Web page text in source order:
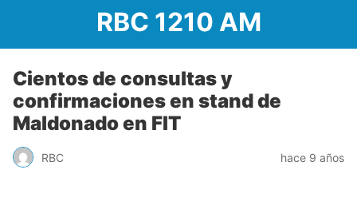
RBC 1210 AM
Cientos de consultas y
confirmaciones en stand de
Maldonado en FIT
RBC hace 9 años